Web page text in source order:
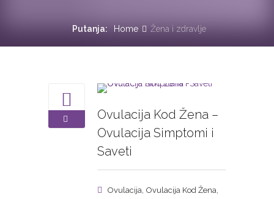
Putanja: Home Žena i zdravlje
Ovulacija Kod Žena –
Ovulacija Simptomi i
Saveti
Ovulacija Ovulacija Kod Žena